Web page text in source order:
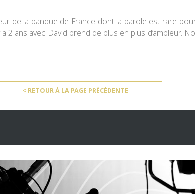
de la banque de France dont la parole est rare
ans avec David prend de plus en plus d’ampleur.
< RETOUR À LA PAGE PRÉCÉDENTE